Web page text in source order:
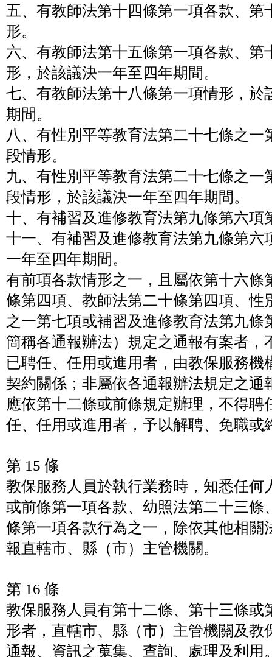
五、有教師法第十四條第一項各款、第
形。
六、有教師法第十五條第一項各款、第
形，於該議決一年至四年期間。
七、有教師法第十八條第一項情形，於
期間。
八、有性別平等教育法第二十七條之一
段情形。
九、有性別平等教育法第二十七條之一
段情形，於該議決一年至四年期間。
十、有補習及進修教育法第九條第六項
十一、有補習及進修教育法第九條第六
一年至四年期間。
有前項各款情形之一，且屬依第十六條
條第四項、教師法第二十條第四項、性
之一第七項或補習及進修教育法第九條
簡稱各通報辦法）規定之通報有案者，
已聘任、任用或進用者，由教保服務機
契約關係；非屬依各通報辦法規定之通
應依第十二條或前條規定辦理，不得聘
任、任用或進用者，予以解聘、免職或
第 15 條
教保服務人員於執行業務時，知悉任何
或前條第一項各款、幼照法第二十三條
條第一項各款行為之一，除依其他相關
報直轄市、縣（市）主管機關。
第 16 條
教保服務人員有第十二條、第十三條或
形者，直轄市、縣（市）主管機關及教
通報、資訊之蒐集、查詢、處理及利用